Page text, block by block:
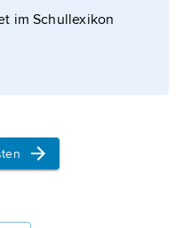
im Schullexikon